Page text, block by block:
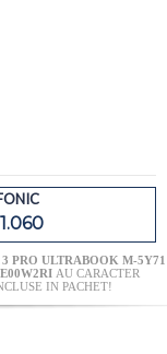
PRO ULTRABOOK M-5Y71
AU CARACTER
IN PACHET!